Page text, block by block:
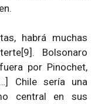
habrá muchas
Bolsonaro
por Pinochet,
Chile sería una
central en sus